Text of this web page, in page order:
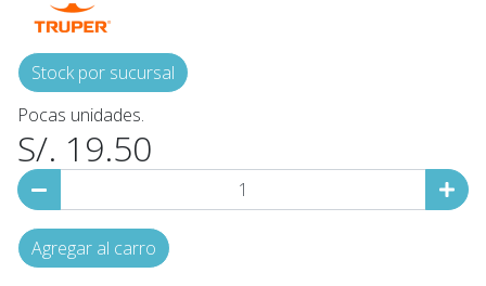
Stock por sucursal
Pocas unidades.
S/. 19.50
Agregar al carro